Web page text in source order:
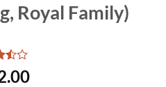
Royal Family)